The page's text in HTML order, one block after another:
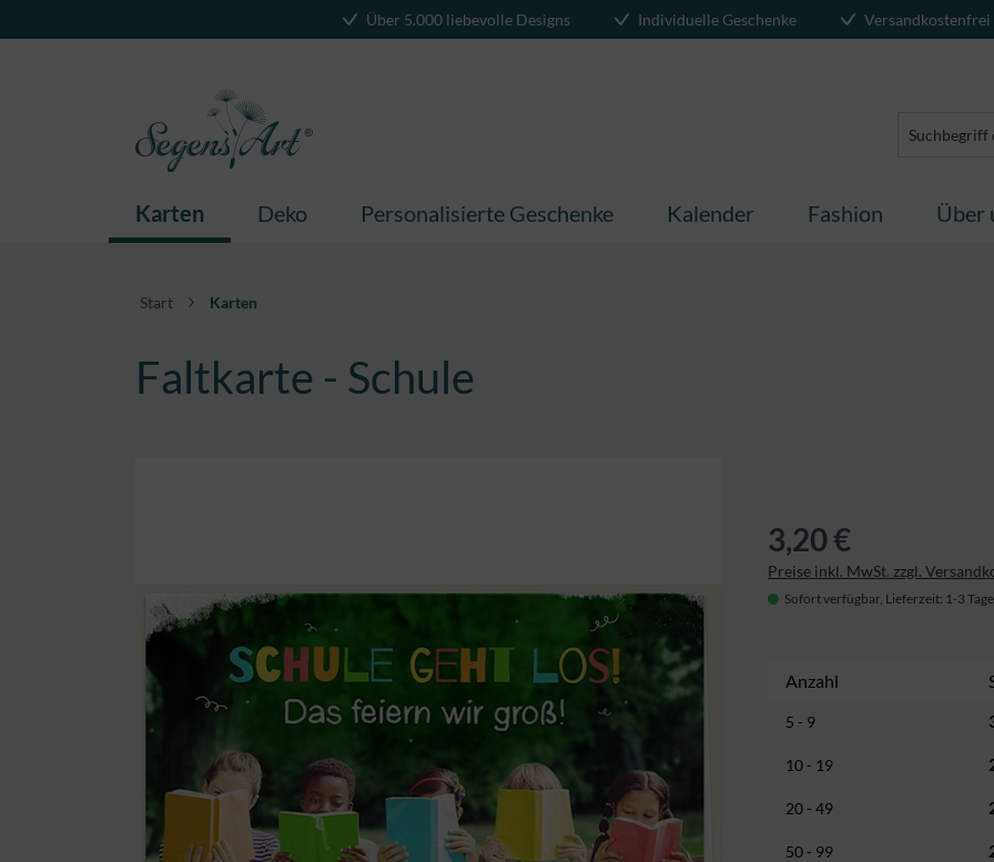
Über 5.000 liebevolle Designs Individuelle Geschenke
Karten Deko Personalisierte Geschenke Kalender Fashion Über
Start Karten
Faltkarte - Schule
3,20 €
Preise inkl. MwSt. zzgl.
Sofort verfügbar, Lieferzeit: 1-3 Tage
Anzahl
5 - 9
10 - 19
20 - 49
50 - 99